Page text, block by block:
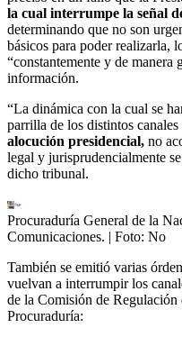
la cual interrumpe la señal
determinando que no son
básicos para poder realizarla,
“constantemente y de manera
información.
“La dinámica con la cual se
parrilla de los distintos
alocución presidencial, no
legal y jurisprudencialmente
dicho tribunal.
Procuraduría General de la
Comunicaciones. | Foto: No
También se emitió varias
vuelvan a interrumpir los
de la Comisión de
Procuraduría: